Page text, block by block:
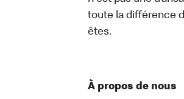
toute la différence
êtes.
À propos de nous